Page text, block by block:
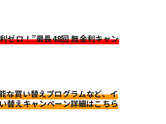
ゼロ！”最長48回 無金利キャン
な買い替えプログラムなど、イ
替えキャンペーン詳細はこちら